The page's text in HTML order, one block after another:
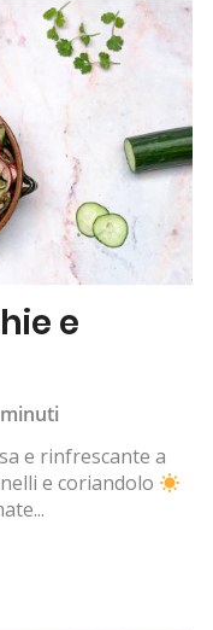
e
e rinfrescante a
e coriandolo